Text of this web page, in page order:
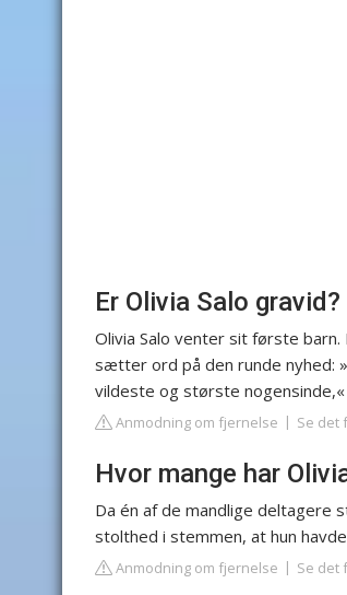
Er Olivia Salo gravid?
Olivia Salo venter sit første
sætter ord på den runde nyhed:
vildeste og største
Anmodning om fjernelse Se det
Hvor mange har
Da én af de mandlige deltagere
stolthed i stemmen, at hun
Anmodning om fjernelse Se det